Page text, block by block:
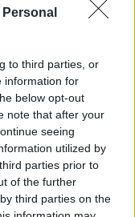
to third parties, or
information for
below opt-out
note that after your
seeing
utilized by
parties prior to
of the further
third parties on the
BSI (f/1.8)
10x